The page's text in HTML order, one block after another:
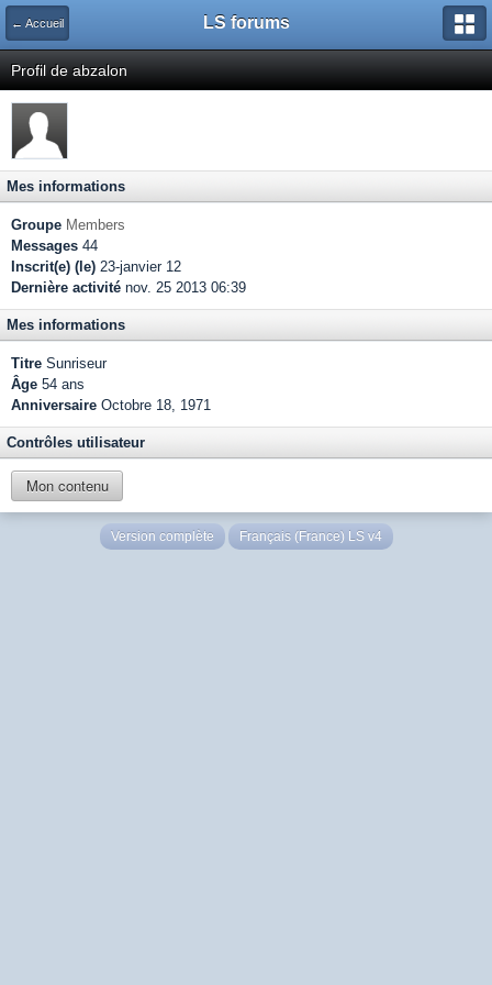
← Accueil LS forums
Profil de abzalon
Mes informations
Groupe Members
Messages 44
Inscrit(e) (le) 23-janvier 12
Dernière activité nov. 25 2013 06:39
Mes informations
Titre Sunriseur
Âge 54 ans
Anniversaire Octobre 18, 1971
Contrôles utilisateur
Mon contenu
Version complète Français (France) LS v4